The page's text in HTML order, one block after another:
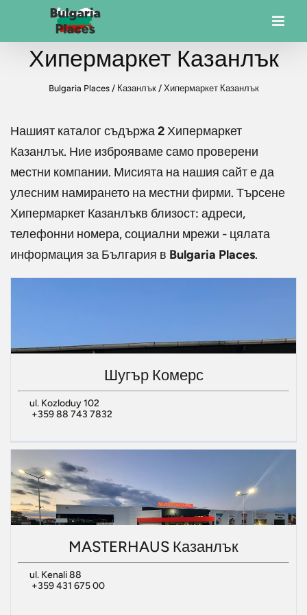
Хипермаркет Казанлък
Bulgaria Places/ Казанлък/ Хипермаркет Казанлък
Нашият каталог съдържа2Хипермаркет
Казанлък. Ние изброяваме само проверени
местни компании. Мисията на нашия сайт е да
улесним намирането на местни фирми. Търсене
Хипермаркет Казанлъкв близост: адреси,
телефонни номера, социални мрежи - цялата
информация за България в Bulgaria Places.
Шугър Комерс
ul. Kozloduy 102
+359 88 743 7832
MASTERHAUS Казанлък
ul. Kenali 88
+359 431 675 00